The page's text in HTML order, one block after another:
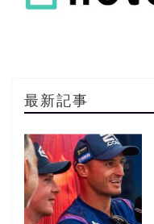
最新記事